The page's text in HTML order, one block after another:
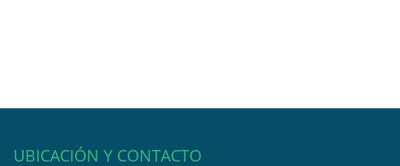
UBICACIÓN Y CONTACTO